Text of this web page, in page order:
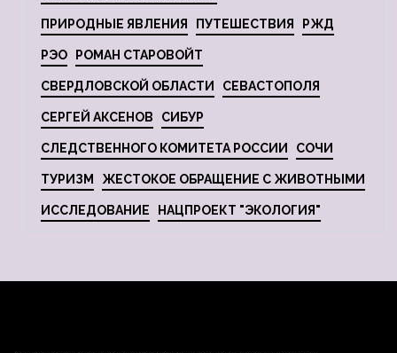
ПРИРОДНЫЕ ЯВЛЕНИЯ ПУТЕШЕСТВИЯ РЖД
РЭО РОМАН СТАРОВОЙТ
СВЕРДЛОВСКОЙ ОБЛАСТИ СЕВАСТОПОЛЯ
СЕРГЕЙ АКСЕНОВ СИБУР
СЛЕДСТВЕННОГО КОМИТЕТА РОССИИ СОЧИ
ТУРИЗМ ЖЕСТОКОЕ ОБРАЩЕНИЕ С ЖИВОТНЫМИ
ИССЛЕДОВАНИЕ НАЦПРОЕКТ "ЭКОЛОГИЯ"